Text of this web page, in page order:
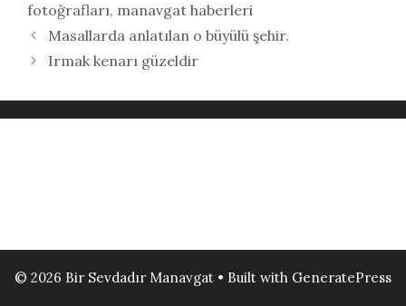
fotoğrafları, manavgat haberleri
Masallarda anlatılan o büyülü şehir.
Irmak kenarı güzeldir
© 2026 Bir Sevdadır Manavgat • Built with GeneratePress